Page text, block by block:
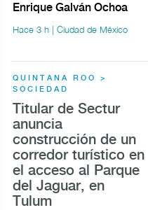
Enrique Galván Ochoa
Hace 3 h | Ciudad de México
QUINTANA ROO >
SOCIEDAD
Titular de Sectur
anuncia
construcción de un
corredor turístico en
el acceso al Parque
del Jaguar, en
Tulum